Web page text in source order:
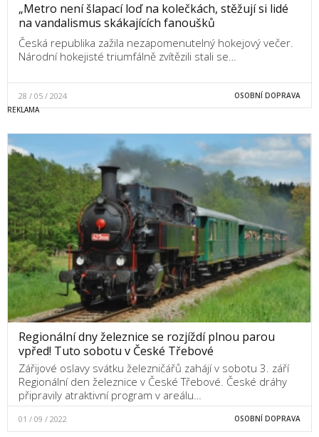
„Metro není šlapací loď na kolečkách, stěžují si lidé
na vandalismus skákajících fanoušků
Česká republika zažila nezapomenutelný hokejový večer.
Národní hokejisté triumfálně zvítězili stali se…
28 / 05 / 2024 OSOBNÍ DOPRAVA
Regionální dny železnice se rozjíždí plnou parou
vpřed! Tuto sobotu v České Třebové
Zářijové oslavy svátku železničářů zahájí v sobotu 3. září
Regionální den železnice v České Třebové. České dráhy
připravily atraktivní program v areálu…
01 / 09 / 2022 OSOBNÍ DOPRAVA